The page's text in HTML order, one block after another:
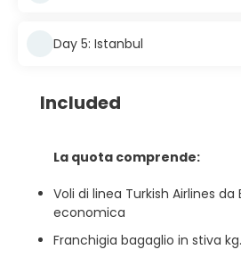
Day 5: Istanbul
Included
La quota comprende:
Voli di linea Turkish Airlines da
economica
Franchigia bagaglio in stiva